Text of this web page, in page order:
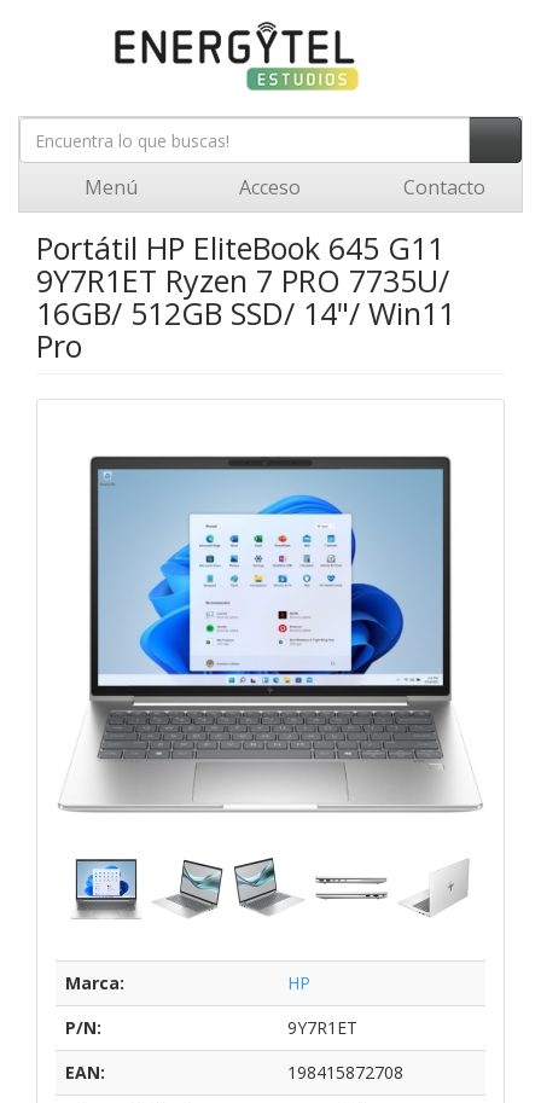
Menú Acceso Contacto
Portátil HP EliteBook 645 G11
9Y7R1ET Ryzen 7 PRO 7735U/
16GB/ 512GB SSD/ 14"/ Win11
Pro
Marca:
HP
P/N:
9Y7R1ET
EAN:
198415872708